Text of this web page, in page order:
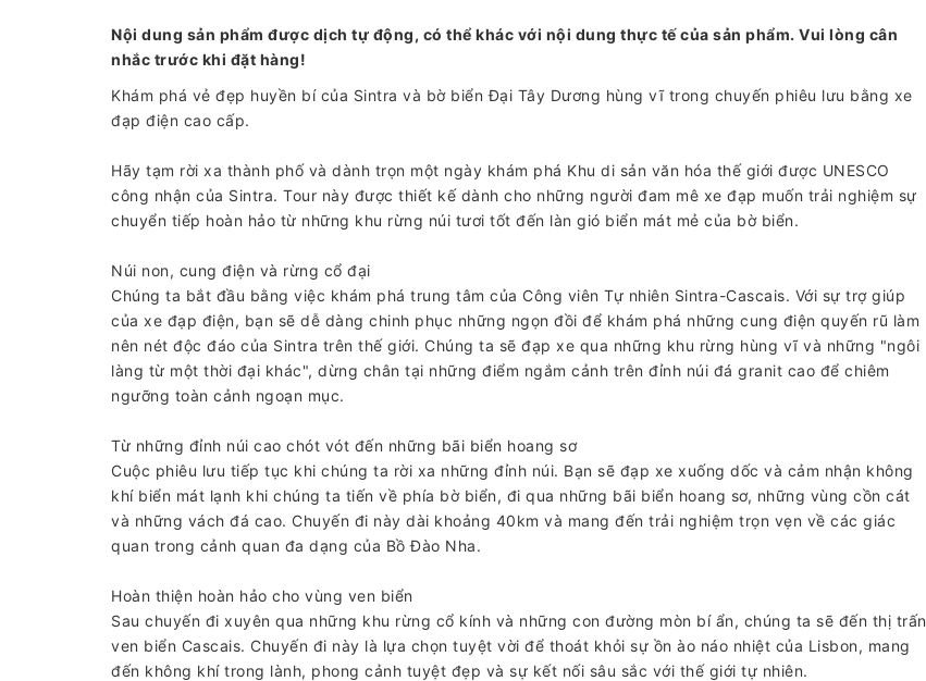
Nội dung sản phẩm được dịch tự động, có thể khác với nội dung thực tế của sản phẩm. Vui lòng cân
nhắc trước khi đặt hàng!
Khám phá vẻ đẹp huyền bí của Sintra và bờ biển Đại Tây Dương hùng vĩ trong chuyến phiêu lưu bằng xe
đạp điện cao cấp.
Hãy tạm rời xa thành phố và dành trọn một ngày khám phá Khu di sản văn hóa thế giới được UNESCO
công nhận của Sintra. Tour này được thiết kế dành cho những người đam mê xe đạp muốn trải nghiệm sự
chuyển tiếp hoàn hảo từ những khu rừng núi tươi tốt đến làn gió biển mát mẻ của bờ biển.
Núi non, cung điện và rừng cổ đại
Chúng ta bắt đầu bằng việc khám phá trung tâm của Công viên Tự nhiên Sintra-Cascais. Với sự trợ giúp
của xe đạp điện, bạn sẽ dễ dàng chinh phục những ngọn đồi để khám phá những cung điện quyến rũ làm
nên nét độc đáo của Sintra trên thế giới. Chúng ta sẽ đạp xe qua những khu rừng hùng vĩ và những "ngôi
làng từ một thời đại khác", dừng chân tại những điểm ngắm cảnh trên đỉnh núi đá granit cao để chiêm
ngưỡng toàn cảnh ngoạn mục.
Từ những đỉnh núi cao chót vót đến những bãi biển hoang sơ
Cuộc phiêu lưu tiếp tục khi chúng ta rời xa những đỉnh núi. Bạn sẽ đạp xe xuống dốc và cảm nhận không
khí biển mát lạnh khi chúng ta tiến về phía bờ biển, đi qua những bãi biển hoang sơ, những vùng cồn cát
và những vách đá cao. Chuyến đi này dài khoảng 40km và mang đến trải nghiệm trọn vẹn về các giác
quan trong cảnh quan đa dạng của Bồ Đào Nha.
Hoàn thiện hoàn hảo cho vùng ven biển
Sau chuyến đi xuyên qua những khu rừng cổ kính và những con đường mòn bí ẩn, chúng ta sẽ đến thị trấn
ven biển Cascais. Chuyến đi này là lựa chọn tuyệt vời để thoát khỏi sự ồn ào náo nhiệt của Lisbon, mang
đến không khí trong lành, phong cảnh tuyệt đẹp và sự kết nối sâu sắc với thế giới tự nhiên.